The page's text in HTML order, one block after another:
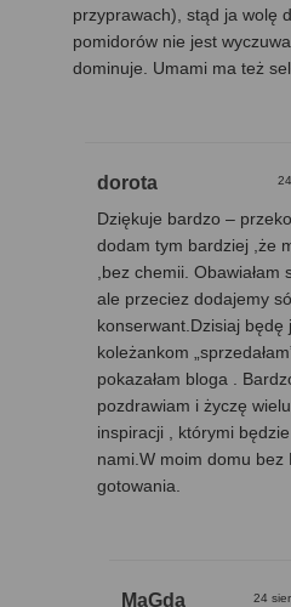
przyprawach), stąd ja wolę
pomidorów nie jest
dominuje. Umami ma też
dorota
Dziękuje bardzo –
dodam tym bardziej ,że
,bez chemii. Obawiałam
ale przeciez dodajemy
konserwant.Dzisiaj będę
koleżankom
pokazałam bloga .
pozdrawiam i życzę
inspiracji , którymi
nami.W moim domu bez
gotowania.
MaGda 24